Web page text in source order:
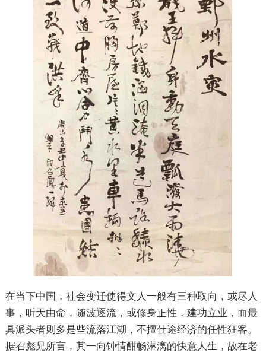
在当下中国，社会变迁使得文人一般有三种取向，或尽人
事，听天由命，随波逐流，或修身正性，建功立业，而最
具派头者则多是些流落江湖，不擅仕途经济的任性狂客。
据召彪兄所言，其一向钟情酣畅淋漓的快意人生，故在老